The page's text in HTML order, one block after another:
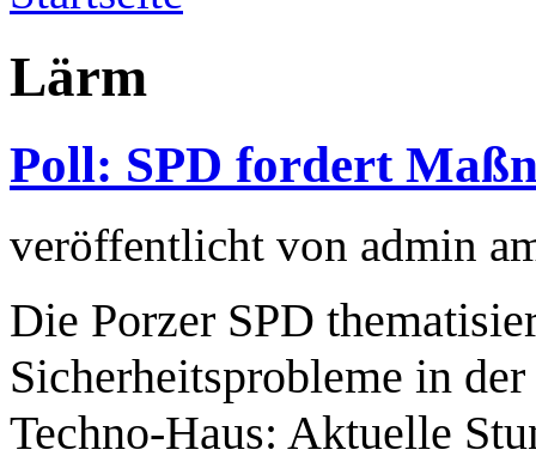
Lärm
Poll: SPD fordert
veröffentlicht von admin
Die Porzer SPD
Sicherheitsprobleme in
Techno-Haus: Aktuelle